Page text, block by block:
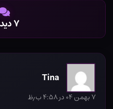
۷ دیدگاه
Tina
۷ بهمن ۰۴ در ۴:۵۸ ب٫ظ